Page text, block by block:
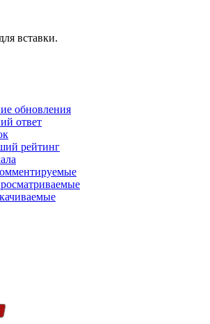
вставки.
обновления
ответ
рейтинг